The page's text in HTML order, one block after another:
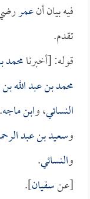
فيه بيان أنعمر
تقدم.
قوله: [أخبرنامحمد
محمد بن عبد الله
النسائي، وابن ماجه.
وسعيد بن عبد
والنسائي.
[عنسفيان].